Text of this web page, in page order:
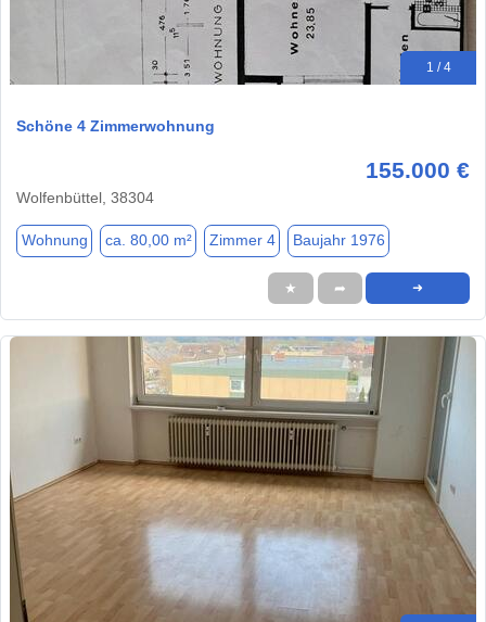
1 / 4
Schöne 4 Zimmerwohnung
155.000 €
Wolfenbüttel, 38304
Wohnung ca. 80,00 m² Zimmer 4 Baujahr 1976
★ ➦ ➜